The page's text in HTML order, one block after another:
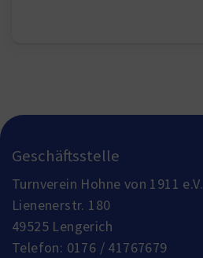
Geschäftsstelle
Turnverein Hohne von 1911 e.V.
Lienenerstr. 180
49525 Lengerich
Telefon: 0176 / 41767679